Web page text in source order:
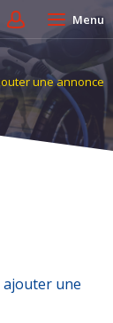
Menu
une annonce
ajouter une